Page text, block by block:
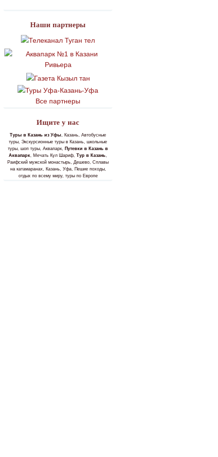
Наши партнеры
Все партнеры
Ищите у нас
Туры в Казань из Уфы, Казань, Автобусные
туры, Экскурсионные туры в Казань, школьные
туры, шоп туры, Аквапарк, Путевки в Казань в
Аквапарк, Мечать Кул Шариф, Тур в Казань,
Раифский мужской монастырь, Дешево, Сплавы
на катамаранах, Казань, Уфа, Пешие походы,
отдых по всему миру, туры по Европе